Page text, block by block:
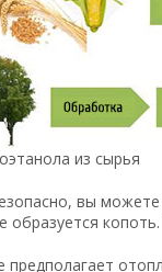
из сырья
вы можете
образуется
предполагает